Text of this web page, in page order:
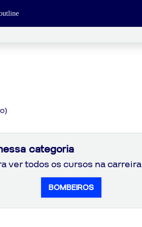
categoria
ver todos os cursos na
BOMBEIROS